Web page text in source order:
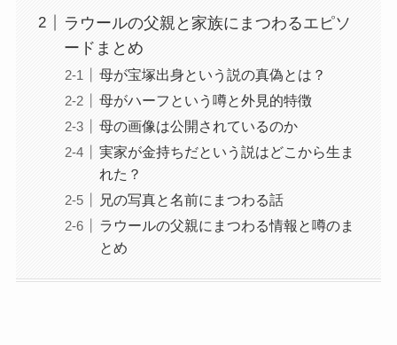
ラウールの父親と家族にまつわるエピソ
ードまとめ
母が宝塚出身という説の真偽とは？
母がハーフという噂と外見的特徴
母の画像は公開されているのか
実家が金持ちだという説はどこから生ま
れた？
兄の写真と名前にまつわる話
ラウールの父親にまつわる情報と噂のま
とめ